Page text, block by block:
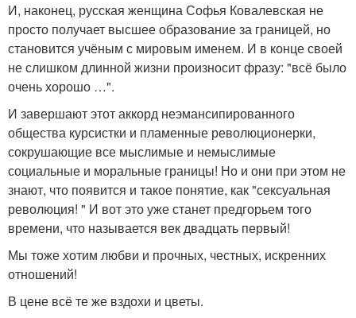
И, наконец, русская женщина Софья Ковалевская не
просто получает высшее образование за границей, но
становится учёным с мировым именем. И в конце своей
не слишком длинной жизни произносит фразу: "всё было
очень хорошо …".
И завершают этот аккорд неэмансипированного
общества курсистки и пламенные революционерки,
сокрушающие все мыслимые и немыслимые
социальные и моральные границы! Но и они при этом не
знают, что появится и такое понятие, как "сексуальная
революция! " И вот это уже станет предгорьем того
времени, что называется век двадцать первый!
Мы тоже хотим любви и прочных, честных, искренних
отношений!
В цене всё те же вздохи и цветы.